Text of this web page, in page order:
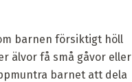
barnen försiktigt höll
älvor få små gåvor eller
barnet att dela